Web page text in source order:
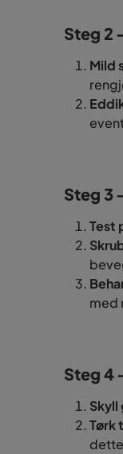
Steg 2
Mild
Steg 3
Test
med
Steg 4
Skyll
Tørk